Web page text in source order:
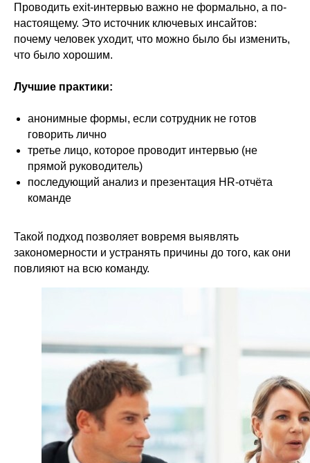
Проводить exit-интервью важно не формально, а по-
настоящему. Это источник ключевых инсайтов:
почему человек уходит, что можно было бы изменить,
что было хорошим.
Лучшие практики:
анонимные формы, если сотрудник не готов
говорить лично
третье лицо, которое проводит интервью (не
прямой руководитель)
последующий анализ и презентация HR-отчёта
команде
Такой подход позволяет вовремя выявлять
закономерности и устранять причины до того, как они
повлияют на всю команду.